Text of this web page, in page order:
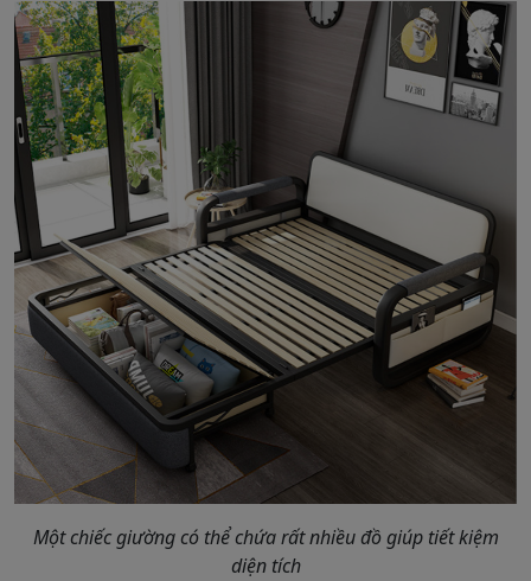
Một chiếc giường có thể chứa rất nhiều đồ giúp tiết kiệm
diện tích